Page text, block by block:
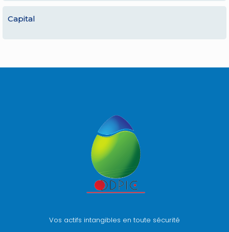
Capital
Vos actifs intangibles en toute sécurité